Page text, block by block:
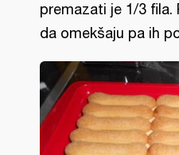
premazati je 1/3
da omekšaju pa ih